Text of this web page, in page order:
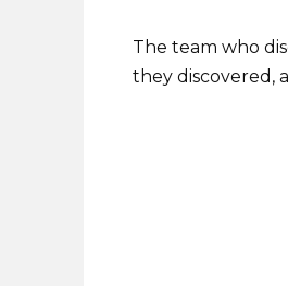
The team who
they discovered,